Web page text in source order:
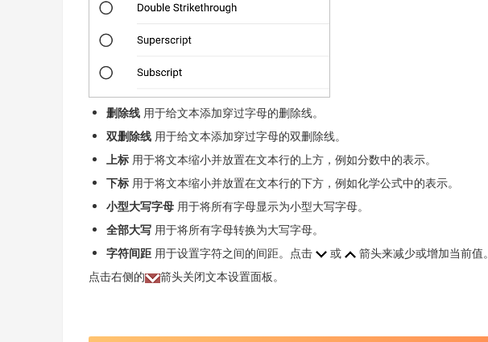
删除线 用于给文本添加穿过字母的删除线。
双删除线 用于给文本添加穿过字母的双删除线。
上标 用于将文本缩小并放置在文本行的上方，例如分数中的表示。
下标 用于将文本缩小并放置在文本行的下方，例如化学公式中的表示。
小型大写字母 用于将所有字母显示为小型大写字母。
全部大写 用于将所有字母转换为大写字母。
字符间距 用于设置字符之间的间距。点击 或
箭头来减少或增加当前值
点击右侧的
箭头关闭文本设置面板。